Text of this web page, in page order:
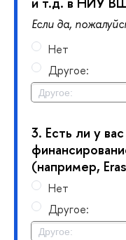
Если да,
Нет
Другое:
3. Есть ли у
(например,
Нет
Другое: